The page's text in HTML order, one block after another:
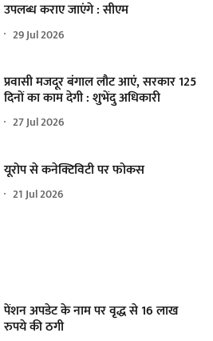
उपलब्ध कराए जाएंगे : सीएम
29 Jul 2026
प्रवासी मजदूर बंगाल लौट आएं, सरकार 125
दिनों का काम देगी : शुभेंदु अधिकारी
27 Jul 2026
यूरोप से कनेक्टिविटी पर फोकस
21 Jul 2026
पेंशन अपडेट के नाम पर वृद्ध से 16 लाख
रुपये की ठगी